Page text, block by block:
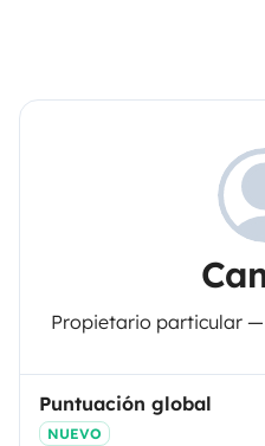
Propietario particular —
Puntuación global
NUEVO